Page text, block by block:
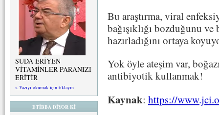
SUDA ERİYEN
VİTAMİNLER PARANIZI
ERİTİR
» Yazıyı okumak için tıklayın
ETİBBA DİYOR Kİ
Bu araştırma, viral
bağışıklığı bozduğunu
hazırladığını ortaya
Yok öyle ateşim var,
antibiyotik kullanmak!
Kaynak: https://